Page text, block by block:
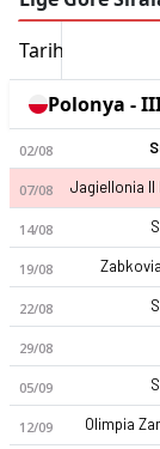
Tarih
Polonya -
02/08
07/08
14/08
19/08
22/08
29/08
05/09
12/09 Olimpia